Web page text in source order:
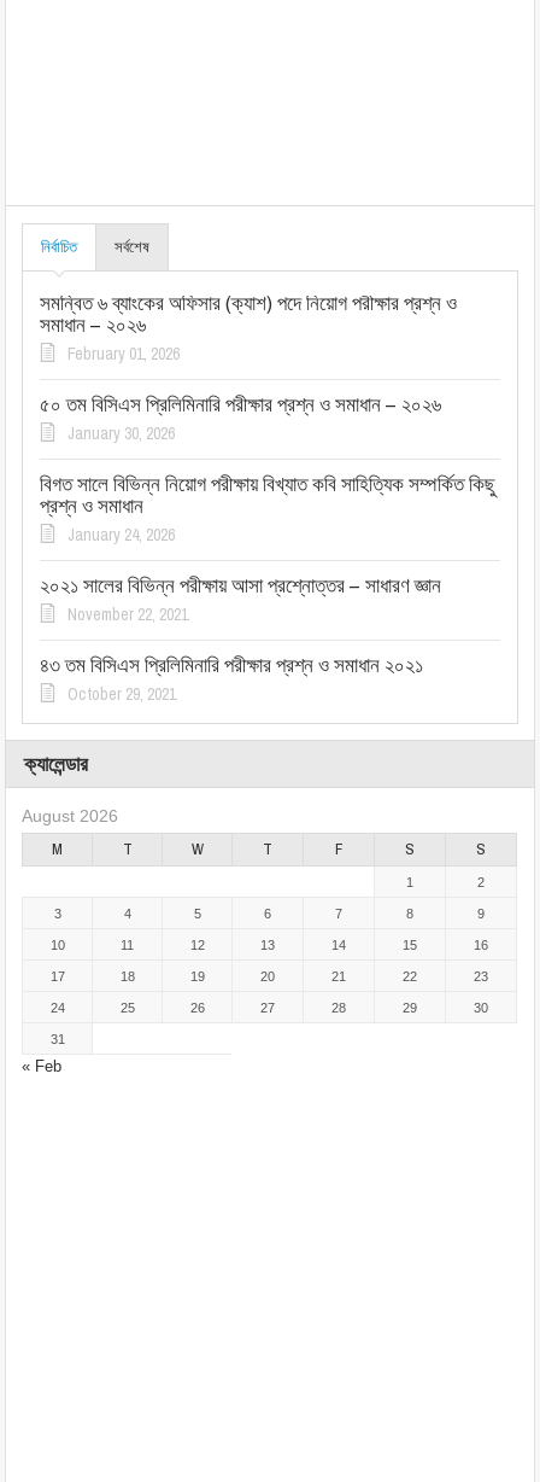
নির্বাচিত সর্বশেষ
সমন্বিত ৬ ব্যাংকের অফিসার (ক্যাশ) পদে নিয়োগ পরীক্ষার প্রশ্ন ও
সমাধান – ২০২৬
February 01, 2026
৫০ তম বিসিএস প্রিলিমিনারি পরীক্ষার প্রশ্ন ও সমাধান – ২০২৬
January 30, 2026
বিগত সালে বিভিন্ন নিয়োগ পরীক্ষায় বিখ্যাত কবি সাহিত্যিক সম্পর্কিত কিছু
প্রশ্ন ও সমাধান
January 24, 2026
২০২১ সালের বিভিন্ন পরীক্ষায় আসা প্রশ্নোত্তর – সাধারণ জ্ঞান
November 22, 2021
৪৩ তম বিসিএস প্রিলিমিনারি পরীক্ষার প্রশ্ন ও সমাধান ২০২১
October 29, 2021
ক্যালেন্ডার
August 2026
M T W T F S S
« Feb
1 2
3 4 5 6 7 8 9
10 11 12 13 14 15 16
17 18 19 20 21 22 23
24 25 26 27 28 29 30
31